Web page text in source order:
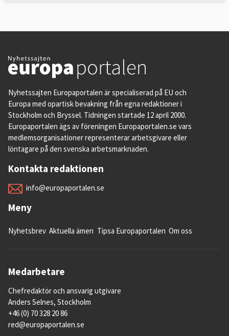
Nyhetssajten Europaportalen är specialiserad på EU och
Europa med opartisk bevakning från egna redaktioner i
Stockholm och Bryssel. Tidningen startade 12 april 2000.
Europaportalen ägs av föreningen Europaportalen.se vars
medlemsorganisationer representerar arbetsgivare eller
löntagare på den svenska arbetsmarknaden.
Kontakta redaktionen
info@europaportalen.se
Meny
Nyhetsbrev Aktuella ämen Tipsa Europaportalen Om oss
Medarbetare
Chefredaktör och ansvarig utgivare
Anders Selnes, Stockholm
+46 (0) 70 328 20 86
red@europaportalen.se